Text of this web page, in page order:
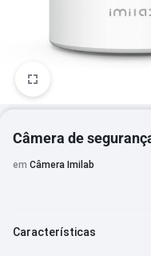
Câmera de
em Câmera Imilab
Características